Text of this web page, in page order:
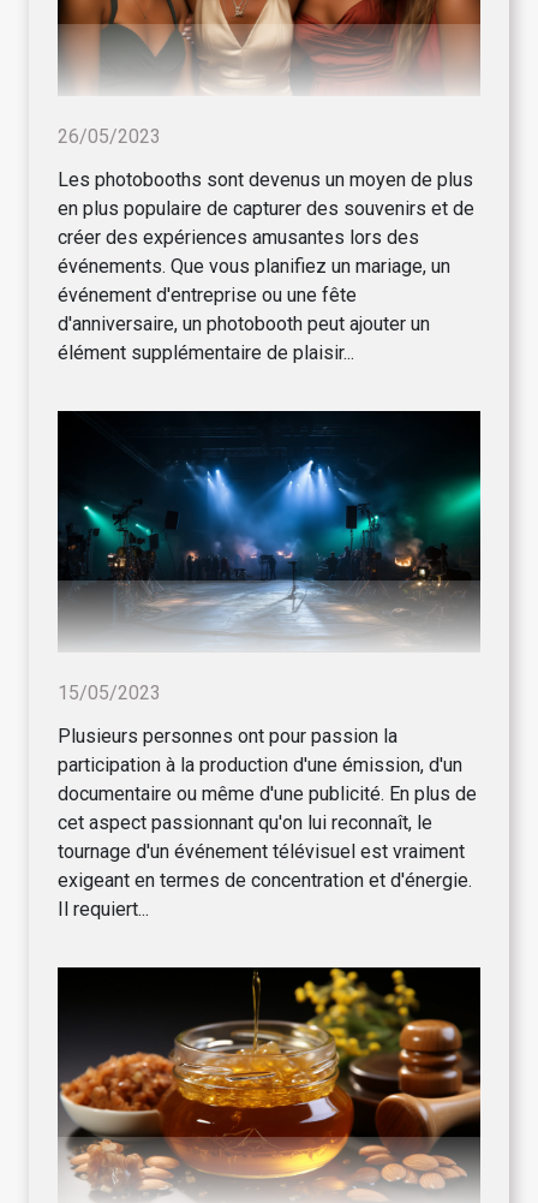
26/05/2023
Les photobooths sont devenus un moyen de plus
en plus populaire de capturer des souvenirs et de
créer des expériences amusantes lors des
événements. Que vous planifiez un mariage, un
événement d'entreprise ou une fête
d'anniversaire, un photobooth peut ajouter un
élément supplémentaire de plaisir...
15/05/2023
Plusieurs personnes ont pour passion la
participation à la production d'une émission, d'un
documentaire ou même d'une publicité. En plus de
cet aspect passionnant qu'on lui reconnaît, le
tournage d'un événement télévisuel est vraiment
exigeant en termes de concentration et d'énergie.
Il requiert...